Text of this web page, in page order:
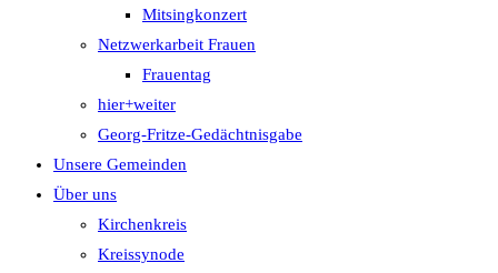
Mitsingkonzert
Netzwerkarbeit Frauen
Frauentag
hier+weiter
Georg-Fritze-Gedächtnisgabe
Unsere Gemeinden
Über uns
Kirchenkreis
Kreissynode